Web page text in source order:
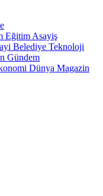
Eğitim Asayiş
Belediye Teknoloji
Gündem
Dünya Magazin